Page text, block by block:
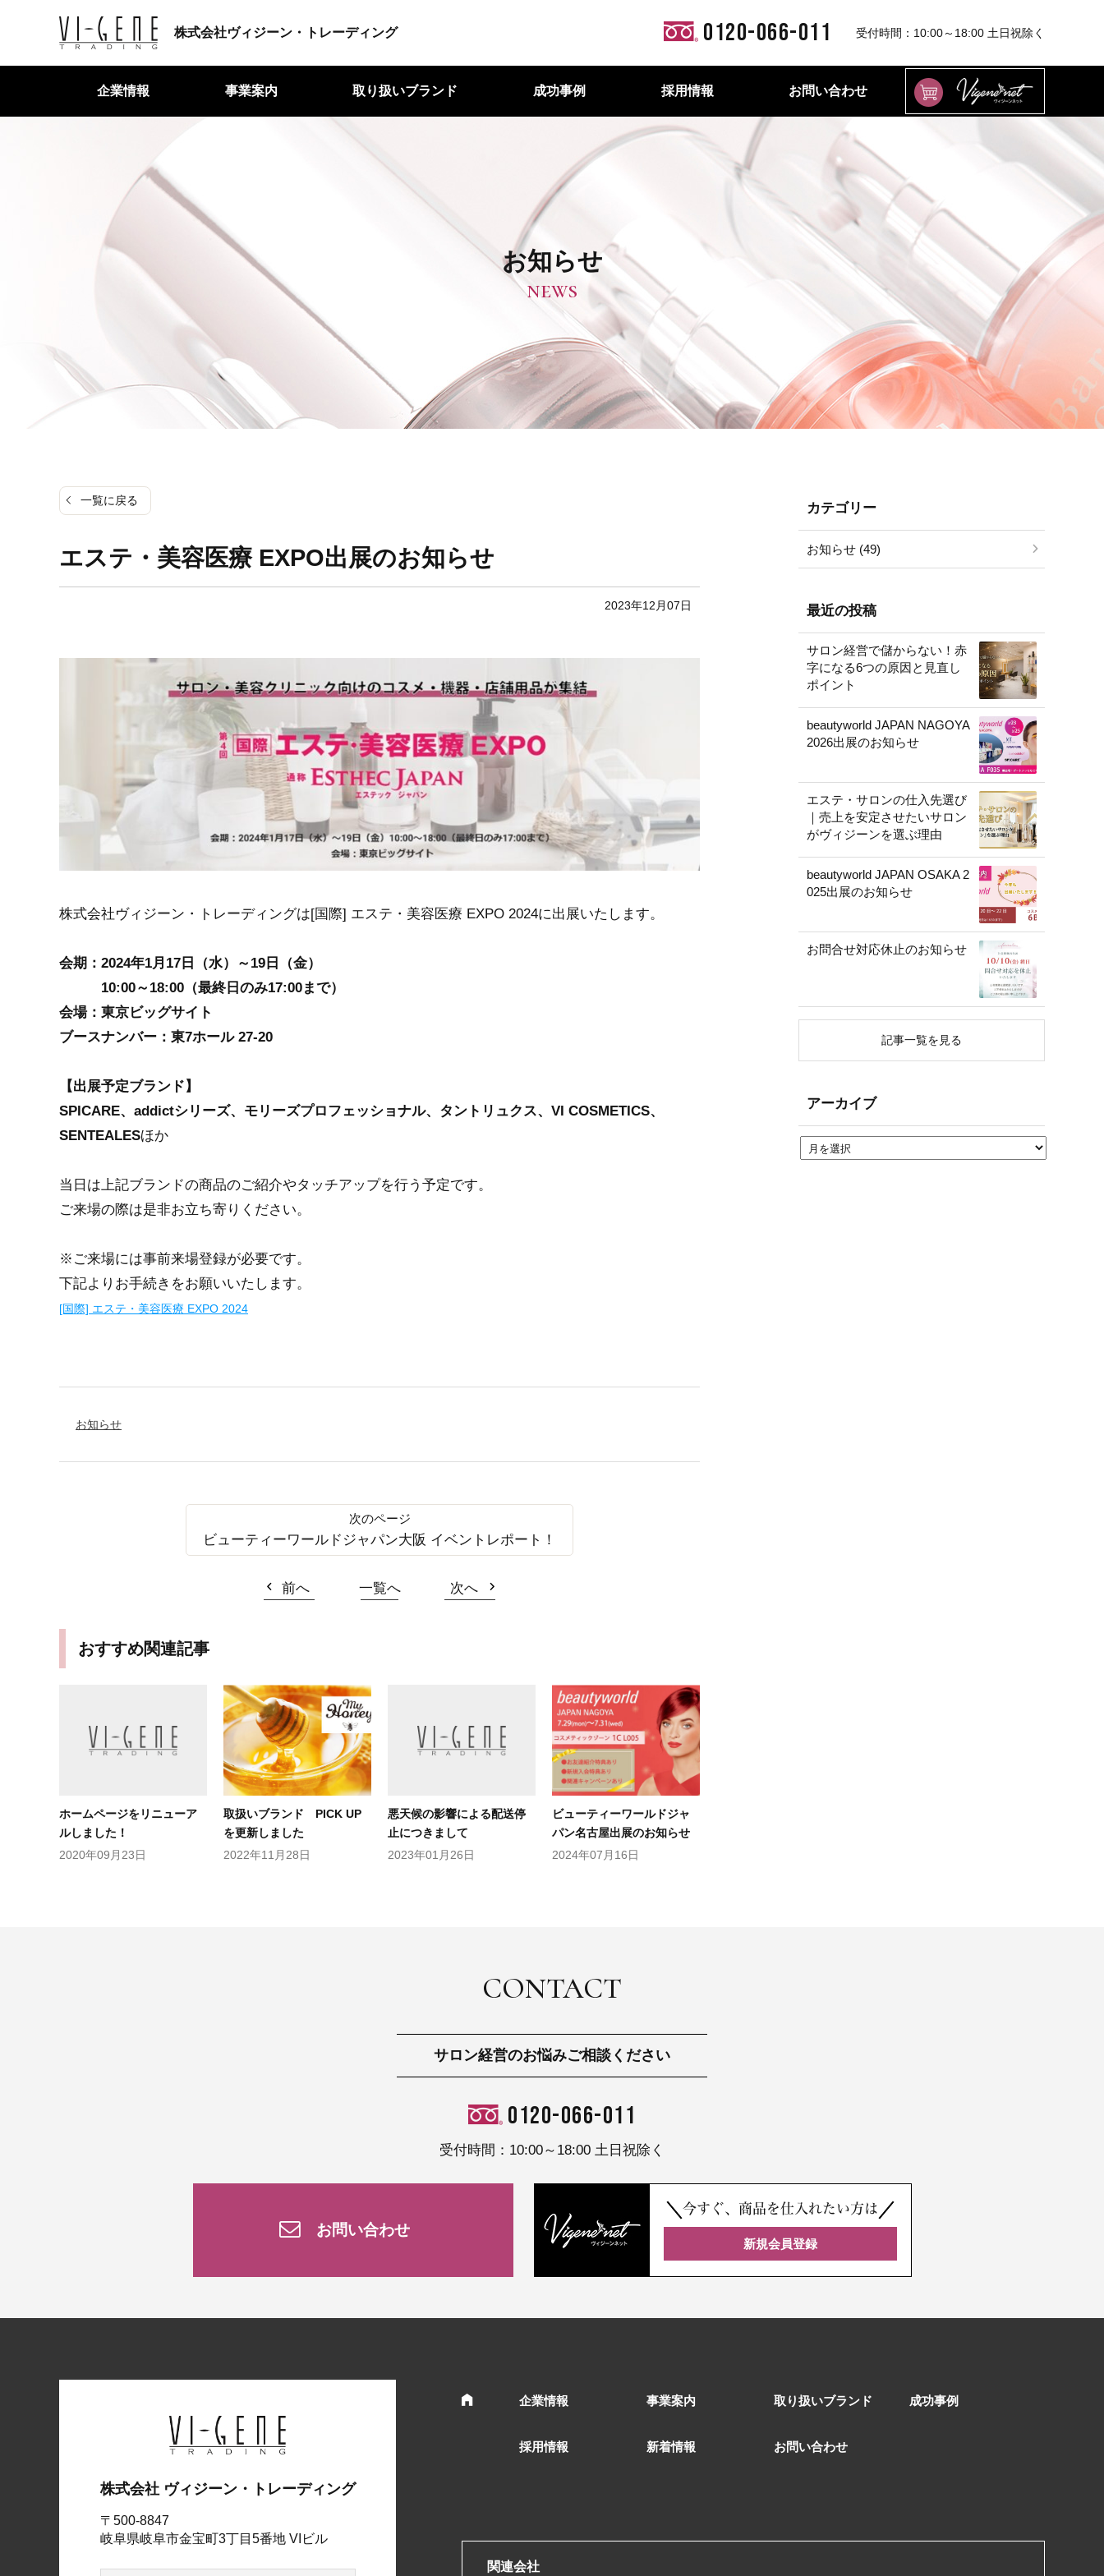
0120-066-011 受付時間：10:00～18:00 土日祝除く
企業情報 事業案内 取り扱いブランド 成功事例 採用情報 お問い合わせ
お知らせ
news
一覧に戻る
エステ・美容医療 EXPO出展のお知らせ
2023年12月07日
株式会社ヴィジーン・トレーディングは[国際] エステ・美容医療 EXPO 2024に出展いたします。
会期：2024年1月17日（水）～19日（金）
10:00～18:00（最終日のみ17:00まで）
会場：東京ビッグサイト
ブースナンバー：東7ホール 27-20
【出展予定ブランド】
SPICARE、addictシリーズ、モリーズプロフェッショナル、タントリュクス、VI COSMETICS、
SENTEALESほか
当日は上記ブランドの商品のご紹介やタッチアップを行う予定です。
ご来場の際は是非お立ち寄りください。
※ご来場には事前来場登録が必要です。
下記よりお手続きをお願いいたします。
[国際] エステ・美容医療 EXPO 2024
お知らせ
ビューティーワールドジャパン大阪 イベントレポート！
前へ 一覧へ 次へ
おすすめ関連記事
ホームページをリニューア
ルしました！
2020年09月23日
取扱いブランド PICK UP
を更新しました
2022年11月28日
悪天候の影響による配送停
止につきまして
2023年01月26日
ビューティーワールドジャ
パン名古屋出展のお知らせ
2024年07月16日
カテゴリー
お知らせ (49)
最近の投稿
サロン経営で儲からない！赤
字になる6つの原因と見直し
ポイント
beautyworld JAPAN NAGOYA
2026出展のお知らせ
エステ・サロンの仕入先選び
｜売上を安定させたいサロン
がヴィジーンを選ぶ理由
beautyworld JAPAN OSAKA 2
025出展のお知らせ
お問合せ対応休止のお知らせ
記事一覧を見る
アーカイブ
CONTACT
サロン経営のお悩みご相談ください
0120-066-011
受付時間：10:00～18:00 土日祝除く
お問い合わせ
今すぐ、商品を仕入れたい方は
新規会員登録
株式会社 ヴィジーン・トレーディング
〒500-8847
岐阜県岐阜市金宝町3丁目5番地 VIビル
企業情報 事業案内 取り扱いブランド 成功事例
採用情報 新着情報 お問い合わせ
関連会社